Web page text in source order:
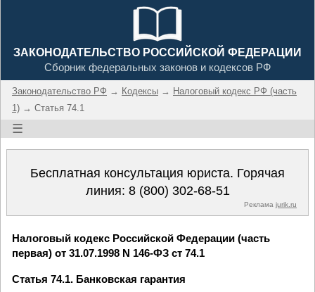
ЗАКОНОДАТЕЛЬСТВО РОССИЙСКОЙ ФЕДЕРАЦИИ
Сборник федеральных законов и кодексов РФ
Законодательство РФ → Кодексы → Налоговый кодекс РФ (часть
1) → Статья 74.1
☰
Бесплатная консультация юриста. Горячая
линия: 8 (800) 302-68-51
Реклама jurik.ru
Налоговый кодекс Российской Федерации (часть
первая) от 31.07.1998 N 146-ФЗ ст 74.1
Статья 74.1. Банковская гарантия